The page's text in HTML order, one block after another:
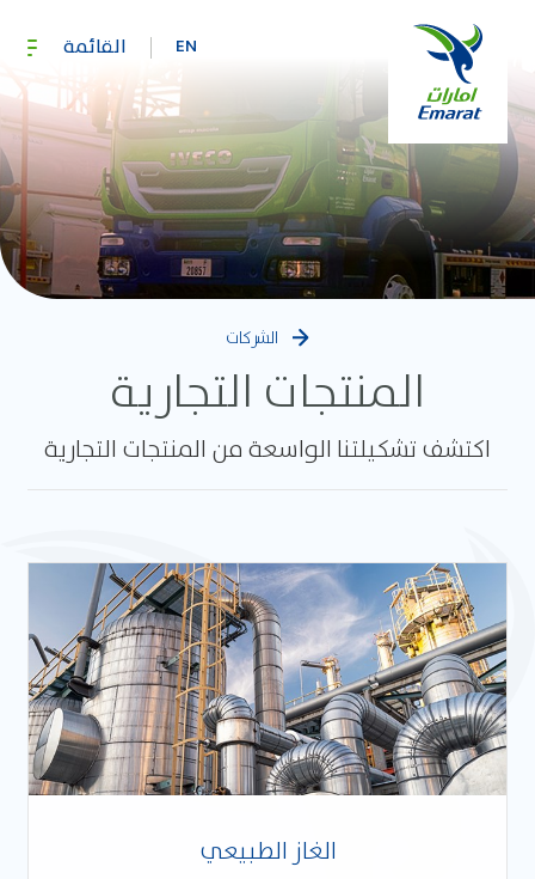
EN القائمة
الشركات
المنتجات التجارية
اكتشف تشكيلتنا الواسعة من المنتجات التجارية
الغاز الطبيعي